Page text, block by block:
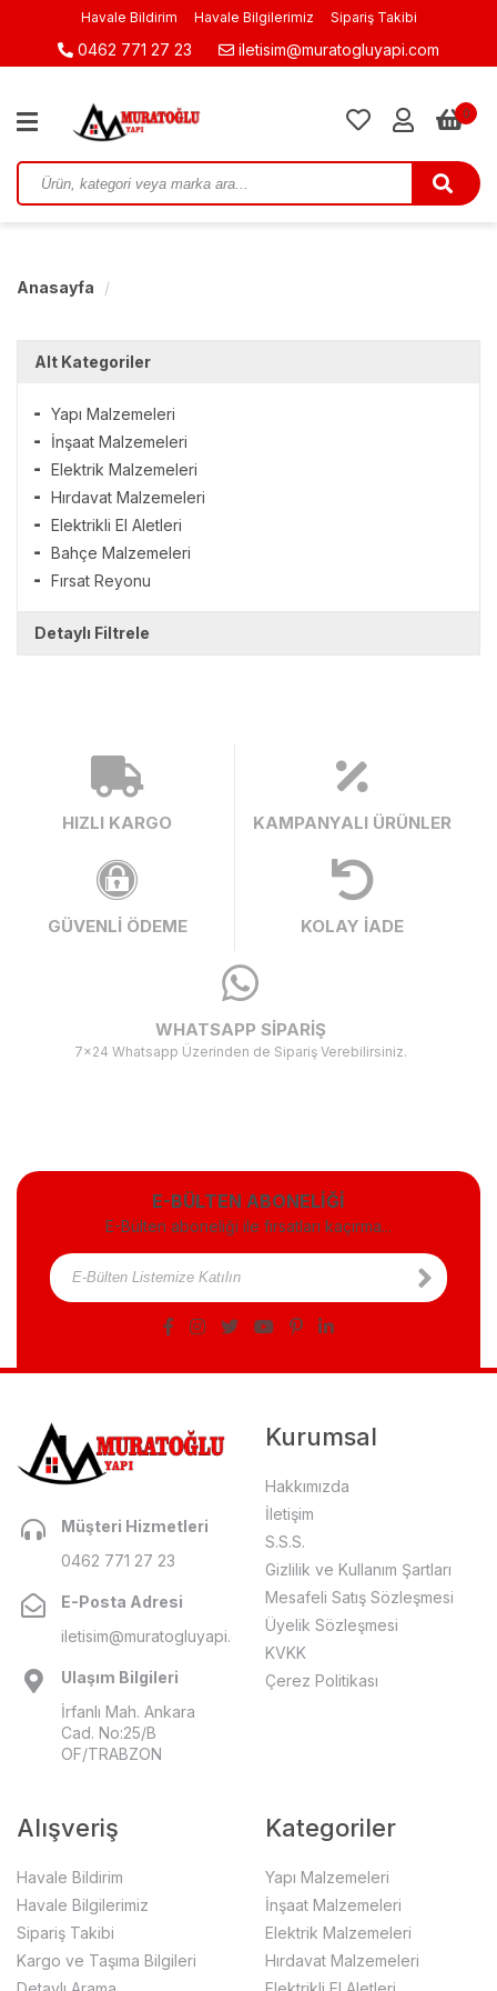
Havale Bildirim Havale Bilgilerimiz Sipariş Takibi
0462 771 27 23 iletisim@muratogluyapi.com
0
Anasayfa
Alt Kategoriler
Yapı Malzemeleri
İnşaat Malzemeleri
Elektrik Malzemeleri
Hırdavat Malzemeleri
Elektrikli El Aletleri
Bahçe Malzemeleri
Fırsat Reyonu
Detaylı Filtrele
HIZLI KARGO KAMPANYALI ÜRÜNLER
GÜVENLİ ÖDEME KOLAY İADE
WHATSAPP SİPARİŞ
7x24 Whatsapp Üzerinden de Sipariş Verebilirsiniz.
E-BÜLTEN ABONELİĞİ
E-Bülten aboneliği ile fırsatları kaçırma...
Müşteri Hizmetleri
0462 771 27 23
E-Posta Adresi
iletisim@muratogluyapi.com
Ulaşım Bilgileri
İrfanlı Mah. Ankara
Cad. No:25/B
OF/TRABZON
Kurumsal
Hakkımızda
İletişim
S.S.S.
Gizlilik ve Kullanım Şartları
Mesafeli Satış Sözleşmesi
Üyelik Sözleşmesi
KVKK
Çerez Politikası
Alışveriş
Havale Bildirim
Havale Bilgilerimiz
Sipariş Takibi
Kargo ve Taşıma Bilgileri
Kategoriler
Yapı Malzemeleri
İnşaat Malzemeleri
Elektrik Malzemeleri
Hırdavat Malzemeleri